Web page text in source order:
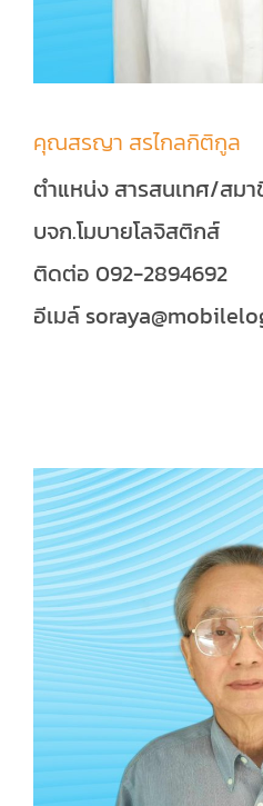
คุณสรญา สรไกลกิติกูล
ตำแหน่ง สารสนเทศ/สม
บจก.โมบายโลจิสติกส์
ติดต่อ 092-2894692
อีเมล์